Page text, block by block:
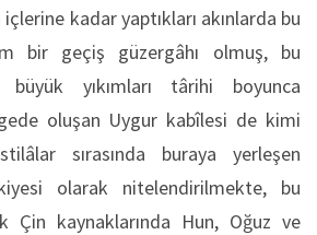
kadar yaptıkları akınlarda bu
bir geçiş güzergâhı olmuş, bu
yıkımları târihi boyunca
oluşan Uygur kabîlesi de kimi
sırasında buraya yerleşen
olarak nitelendirilmekte, bu
Çin kaynaklarında Hun, Oğuz ve